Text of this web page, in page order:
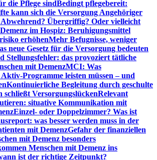
die Pflege sindBedingt pflegebereit:
kann sich die Versorgung Angehöriger
Abwehrend? Übergriffig? Oder vielleicht
Demenz im Hospiz: Beruhigungsmittel
erhöhenMehr Befugnisse, weniger
neue Gesetz für die Versorgung bedeuten
Stellungsfehler: das provoziert tätliche
mit DemenzMCI: Was
Programme leisten müssen – und
Kontinuierliche Begleitung durch geschulte
schließt VersorgungslückenRelevant
situative Kommunikation mit
Einzel- oder Doppelzimmer? Was ist
was besser werden muss in der
mit DemenzGefahr der finanziellen
mit Demenz besonders
Menschen mit Demenz ins
ist der richtige Zeitpunkt?